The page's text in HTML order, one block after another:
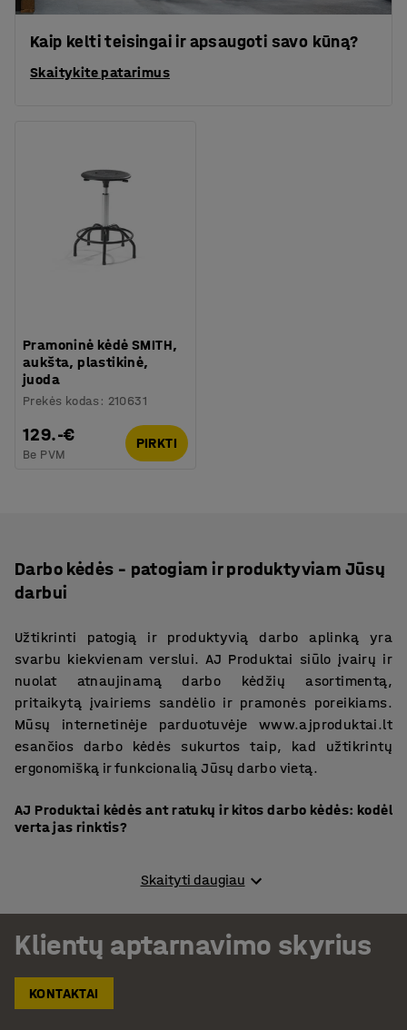
Kaip kelti teisingai ir apsaugoti savo kūną?
Skaitykite patarimus
Pramoninė kėdė SMITH,
aukšta, plastikinė,
juoda
Prekės kodas : 210631
129.-€
Be PVM
PIRKTI
Darbo kėdės – patogiam ir produktyviam Jūsų
darbui
Užtikrinti patogią ir produktyvią darbo aplinką yra
svarbu kiekvienam verslui. AJ Produktai siūlo įvairų ir
nuolat atnaujinamą darbo kėdžių asortimentą,
pritaikytą įvairiems sandėlio ir pramonės poreikiams.
Mūsų internetinėje parduotuvėje www.ajproduktai.lt
esančios darbo kėdės sukurtos taip, kad užtikrintų
ergonomišką ir funkcionalią Jūsų darbo vietą.
AJ Produktai kėdės ant ratukų ir kitos darbo kėdės: kodėl
verta jas rinktis?
išsiskiria savo aukšta kokybe ir ilgaamžiškumu bei yra
pagamintos iš patikimų medžiagų, užtikrinančių
patvarumą ir komfortą. Asortimente rasite įvairių
modelių kėdes, skirtas tiek bendram naudojimui, tiek
specializuotoms užduotims atlikti. Ergonomiškas darbo
kėdžių dizainas padeda išlaikyti tinkamą kūno padėtį,
Skaityti daugiau
Klientų aptarnavimo skyrius
KONTAKTAI